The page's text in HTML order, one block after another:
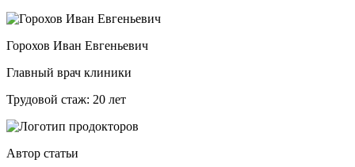
Горохов Иван Евгеньевич
Главный врач клиники
Трудовой стаж: 20 лет
Автор статьи